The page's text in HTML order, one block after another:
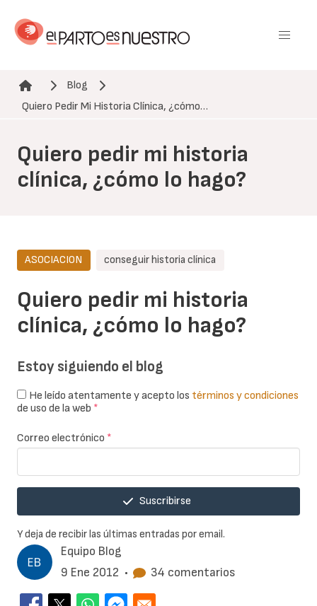
contenido
Ruta de navegación
Blog
Quiero Pedir Mi Historia Clínica, ¿cómo…
Quiero pedir mi historia
clínica, ¿cómo lo hago?
Equipo Blog
9 Ene 2012 • 34 comentarios
Quiero pedir mi historia
clínica, ¿cómo lo hago?
ASOCIACION conseguir historia clínica
Estoy siguiendo el blog
He leído atentamente y acepto los términos y condiciones
de uso de la web *
Correo electrónico *
Suscribirse
Y deja de recibir las últimas entradas por email.